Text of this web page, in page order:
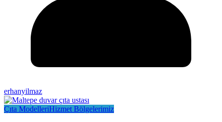
erhanyilmaz
Çıta ModelleriHizmet Bölgelerimiz